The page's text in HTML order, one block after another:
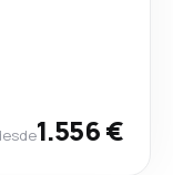
1.556 €